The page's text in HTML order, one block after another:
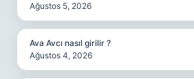
Ağustos 5, 2026
Ava Avcı nasıl girilir ?
Ağustos 4, 2026